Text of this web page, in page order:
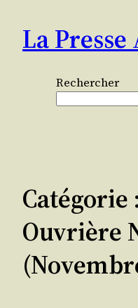
contenu
La
Rechercher
Catégorie :
Ouvrière